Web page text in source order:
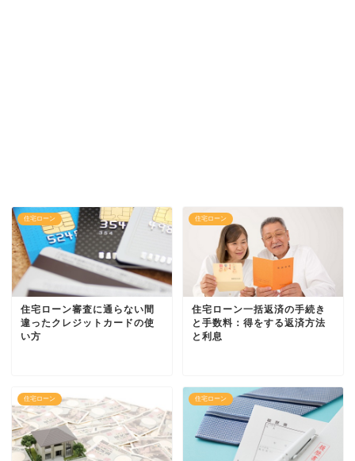
住宅ローン
住宅ローン審査に通らない間
違ったクレジットカードの使
い方
住宅ローン
住宅ローン一括返済の手続き
と手数料：得をする返済方法
と利息
住宅ローン 住宅ローン